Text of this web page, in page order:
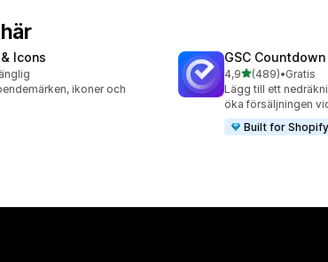
Icons
ikoner och
GSC
4,9av 5 stjärnor
(489)
489 recensioner
•Gratis
Lägg till ett
öka försäljningen
Built for Shopify